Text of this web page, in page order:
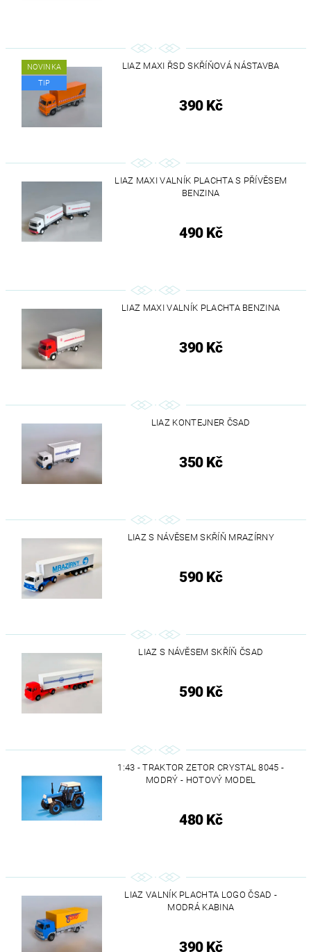
NOVINKA
TIP
LIAZ MAXI ŘSD SKŘÍŇOVÁ NÁSTAVBA
390 Kč
LIAZ MAXI VALNÍK PLACHTA S PŘÍVĚSEM
BENZINA
490 Kč
LIAZ MAXI VALNÍK PLACHTA BENZINA
390 Kč
LIAZ KONTEJNER ČSAD
350 Kč
LIAZ S NÁVĚSEM SKŘÍŇ MRAZÍRNY
590 Kč
LIAZ S NÁVĚSEM SKŘÍŇ ČSAD
590 Kč
1:43 - TRAKTOR ZETOR CRYSTAL 8045 -
MODRÝ - HOTOVÝ MODEL
480 Kč
LIAZ VALNÍK PLACHTA LOGO ČSAD -
MODRÁ KABINA
390 Kč